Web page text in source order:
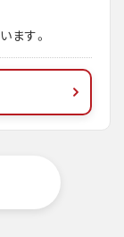
ます。